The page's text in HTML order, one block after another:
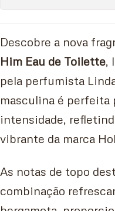
Descobre a nova
Him Eau de Toilette,
pela perfumista
masculina é perfeita
intensidade,
vibrante da marca
As notas de topo
combinação